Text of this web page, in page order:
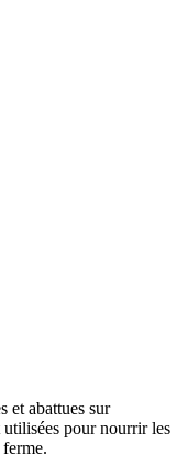
et abattues sur
pour nourrir les
ferme.